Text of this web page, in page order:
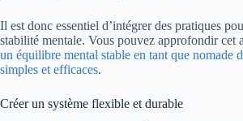
Il est donc essentiel d’intégrer des pratiques
stabilité mentale. Vous pouvez approfondir cet
un équilibre mental stable en tant que nomade
simples et efficaces.
Créer un système flexible et durable